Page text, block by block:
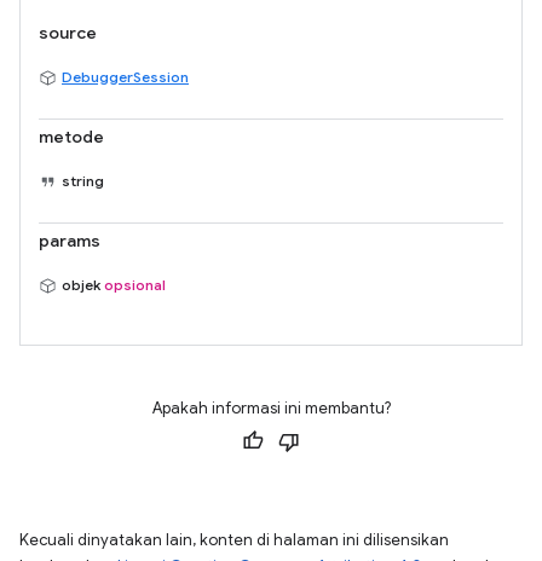
source
DebuggerSession
metode
string
params
objek opsional
Apakah informasi ini membantu?
Kecuali dinyatakan lain, konten di halaman ini dilisensikan